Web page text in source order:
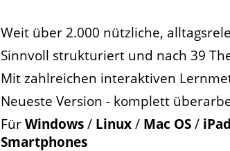
Weit über 2.000 nützliche,
Sinnvoll strukturiert und nach 39
Mit zahlreichen interaktiven
Neueste Version - komplett
Für Windows / Linux / Mac OS / iPad
Smartphones